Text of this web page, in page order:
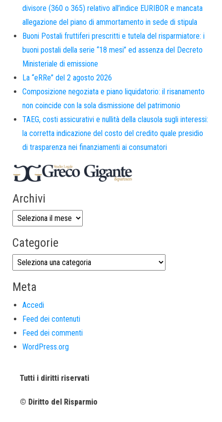
divisore (360 o 365) relativo all’indice EURIBOR e mancata
allegazione del piano di ammortamento in sede di stipula
Buoni Postali fruttiferi prescritti e tutela del risparmiatore: i
buoni postali della serie “18 mesi” ed assenza del Decreto
Ministeriale di emissione
La “eRRe” del 2 agosto 2026
Composizione negoziata e piano liquidatorio: il risanamento
non coincide con la sola dismissione del patrimonio
TAEG, costi assicurativi e nullità della clausola sugli interessi:
la corretta indicazione del costo del credito quale presidio
di trasparenza nei finanziamenti ai consumatori
Archivi
Categorie
Meta
Accedi
Feed dei contenuti
Feed dei commenti
WordPress.org
Tutti i diritti riservati
© Diritto del Risparmio